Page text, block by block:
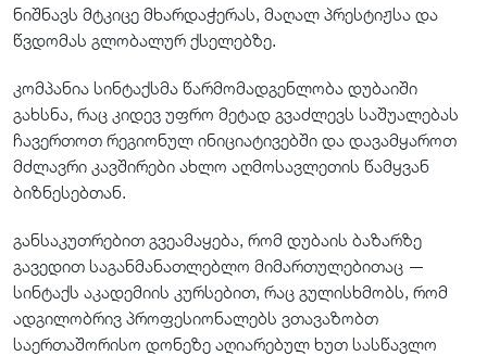
ნიშნავს მტკიცე მხარდაჭერას, მაღალ პრესტიჟსა და
წვდომას გლობალურ ქსელებზე.
კომპანია სინტაქსმა წარმომადგენლობა დუბაიში
გახსნა, რაც კიდევ უფრო მეტად გვაძლევს საშუალებას
ჩავერთოთ რეგიონულ ინიციატივებში და დავამყაროთ
მძლავრი კავშირები ახლო აღმოსავლეთის წამყვან
ბიზნესებთან.
განსაკუთრებით გვეამაყება, რომ დუბაის ბაზარზე
გავედით საგანმანათლებლო მიმართულებითაც —
სინტაქს აკადემიის კურსებით, რაც გულისხმობს, რომ
ადგილობრივ პროფესიონალებს ვთავაზობთ
საერთაშორისო დონეზე აღიარებულ ხუთ სასწავლო